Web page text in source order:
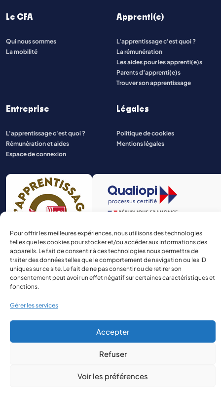
Pour offrir les meilleures expériences, nous utilisons des technologies
telles que les cookies pour stocker et/ou accéder aux informations des
appareils. Le fait de consentir à ces technologies nous permettra de
traiter des données telles que le comportement de navigation ou les ID
uniques sur ce site. Le fait de ne pas consentir ou de retirer son
consentement peut avoir un effet négatif sur certaines caractéristiques et
fonctions.
Gérer les services
Accepter
Refuser
Voir les préférences
Le CFA
Qui nous sommes
La mobilité
Apprenti(e)
L'apprentissage c'est quoi ?
La rémunération
Les aides pour les apprenti(e)s
Parents d’apprenti(e)s
Trouver son apprentissage
Entreprise
L'apprentissage c'est quoi ?
Rémunération et aides
Espace de connexion
Légales
Politique de cookies
Mentions légales